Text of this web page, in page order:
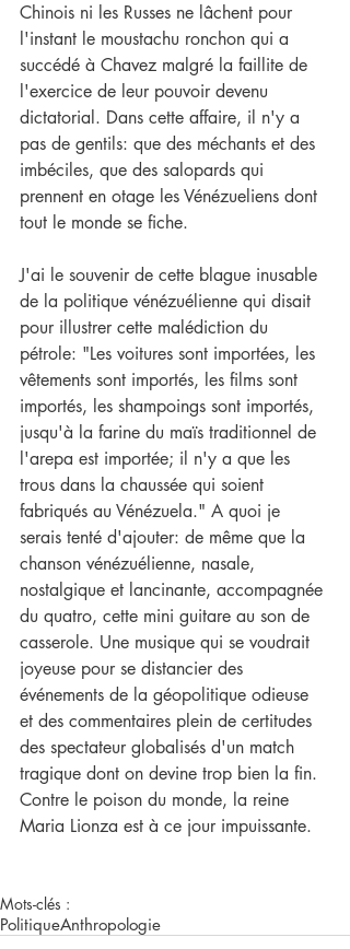
Chinois ni les Russes ne lâchent pour
l'instant le moustachu ronchon qui a
succédé à Chavez malgré la faillite de
l'exercice de leur pouvoir devenu
dictatorial. Dans cette affaire, il n'y a
pas de gentils: que des méchants et des
imbéciles, que des salopards qui
prennent en otage les Vénézueliens dont
tout le monde se fiche.
J'ai le souvenir de cette blague inusable
de la politique vénézuélienne qui disait
pour illustrer cette malédiction du
pétrole: "Les voitures sont importées, les
vêtements sont importés, les films sont
importés, les shampoings sont importés,
jusqu'à la farine du maïs traditionnel de
l'arepa est importée; il n'y a que les
trous dans la chaussée qui soient
fabriqués au Vénézuela." A quoi je
serais tenté d'ajouter: de même que la
chanson vénézuélienne, nasale,
nostalgique et lancinante, accompagnée
du quatro, cette mini guitare au son de
casserole. Une musique qui se voudrait
joyeuse pour se distancier des
événements de la géopolitique odieuse
et des commentaires plein de certitudes
des spectateur globalisés d'un match
tragique dont on devine trop bien la fin.
Contre le poison du monde, la reine
Maria Lionza est à ce jour impuissante.
Mots-clés :
PolitiqueAnthropologie